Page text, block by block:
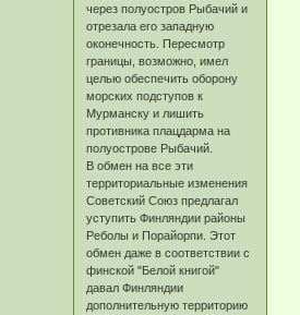
через полуостров Рыбачий и
отрезала его западную
оконечность. Пересмотр
границы, возможно, имел
целью обеспечить оборону
морских подступов к
Мурманску и лишить
противника плацдарма на
полуострове Рыбачий.
В обмен на все эти
территориальные изменения
Советский Союз предлагал
уступить Финляндии районы
Реболы и Порайорпи. Этот
обмен даже в соответствии с
финской "Белой книгой"
давал Финляндии
дополнительную территорию